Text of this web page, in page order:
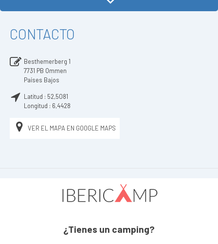
CONTACTO
Besthemerberg 1
7731 PB Ommen
Países Bajos
Latitud : 52,5081
Longitud : 6,4428
VER EL MAPA EN GOOGLE MAPS
¿Tienes un camping?